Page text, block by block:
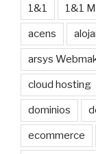
1&1 1&1
acens
arsys
cloud hosting
dominios
ecommerce